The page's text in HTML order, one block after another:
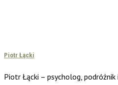
Piotr Łącki
Piotr Łącki – psycholog,